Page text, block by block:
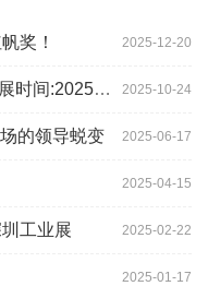
2025-12-20
奖！
2025-10-24
年10月28-
2025-06-17
的领导蜕变
2025-04-15
2025-02-22
工业展
2025-01-17